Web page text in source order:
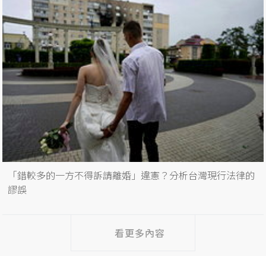
「錯較多的一方不得訴請離婚」違憲？分析台灣現行法律的
謬誤
看更多內容